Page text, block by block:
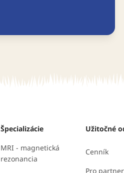
Špecializácie
MRI - magnetická
rezonancia
Užitočné
Cenník
Pro